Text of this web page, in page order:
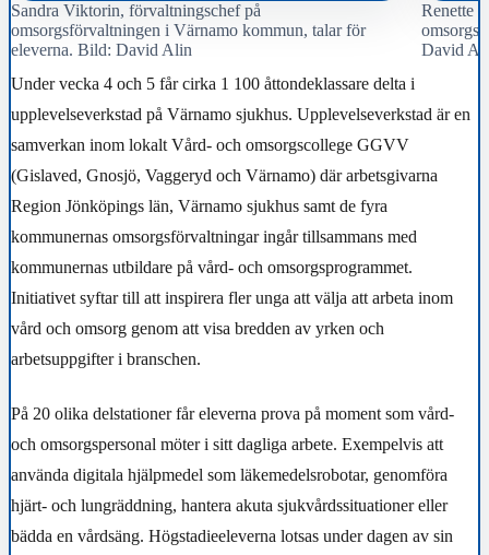
Sandra Viktorin, förvaltningschef på
omsorgsförvaltningen i Värnamo kommun, talar för
eleverna. Bild: David Alin
Renette
David
Under vecka 4 och 5 får cirka 1 100 åttondeklassare delta i
upplevelseverkstad på Värnamo sjukhus. Upplevelseverkstad är en
samverkan inom lokalt Vård- och omsorgscollege GGVV
(Gislaved, Gnosjö, Vaggeryd och Värnamo) där arbetsgivarna
Region Jönköpings län, Värnamo sjukhus samt de fyra
kommunernas omsorgsförvaltningar ingår tillsammans med
kommunernas utbildare på vård- och omsorgsprogrammet.
Initiativet syftar till att inspirera fler unga att välja att arbeta inom
vård och omsorg genom att visa bredden av yrken och
arbetsuppgifter i branschen.
På 20 olika delstationer får eleverna prova på moment som vård-
och omsorgspersonal möter i sitt dagliga arbete. Exempelvis att
använda digitala hjälpmedel som läkemedelsrobotar, genomföra
hjärt- och lungräddning, hantera akuta sjukvårdssituationer eller
bädda en vårdsäng. Högstadieeleverna lotsas under dagen av sin